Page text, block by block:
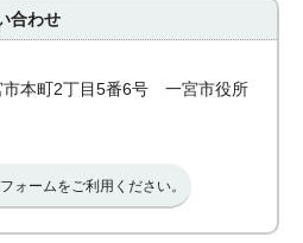
合わせ
本町2丁目5番6号 一宮市役所
ォームをご利用ください。